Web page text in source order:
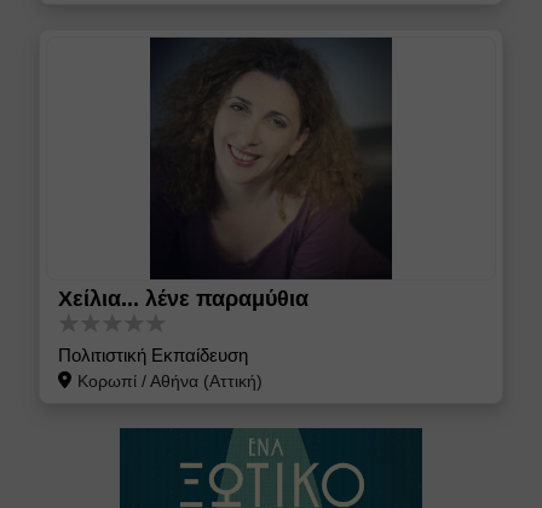
Χείλια... λένε παραμύθια
Πολιτιστική Εκπαίδευση
Κορωπί/Αθήνα (Αττική)